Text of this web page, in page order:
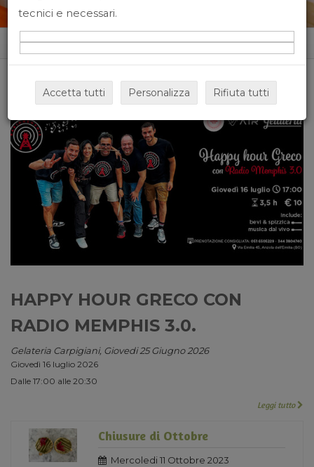
Home News&events
HAPPY HOUR GRECO CON
RADIO MEMPHIS 3.0.
Gelateria Carpigiani, Giovedi 25 Giugno 2026
Giovedì 16 luglio 2026
Dalle 17:00 alle 20:30
Leggi tutto
Chiusure di Ottobre
Mercoledi 11 Ottobre 2023
tecnici e necessari.
Accetta tutti Personalizza Rifiuta tutti